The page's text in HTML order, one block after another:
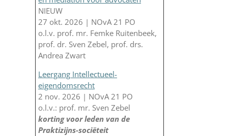
NIEUW
27 okt. 2026 | NOvA 21 PO
o.l.v. prof. mr. Femke Ruitenbeek,
prof. dr. Sven Zebel, prof. drs.
Andrea Zwart
Leergang Intellectueel-
eigendomsrecht
2 nov. 2026 | NOvA 21 PO
o.l.v.: prof. mr. Sven Zebel
korting voor leden van de
Praktizijns-sociëteit